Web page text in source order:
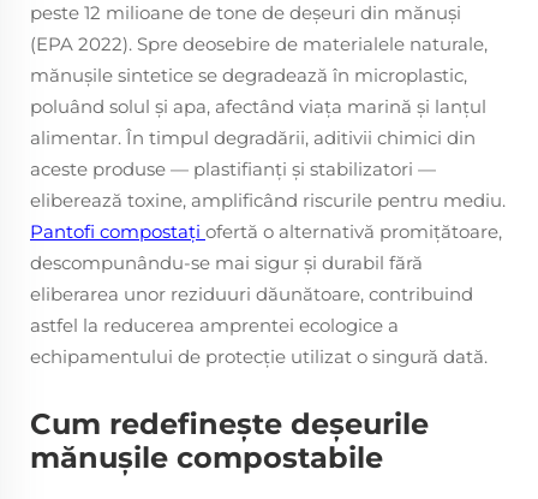
peste 12 milioane de tone de deșeuri din mănuși
(EPA 2022). Spre deosebire de materialele naturale,
mănușile sintetice se degradează în microplastic,
poluând solul și apa, afectând viața marină și lanțul
alimentar. În timpul degradării, aditivii chimici din
aceste produse — plastifianți și stabilizatori —
eliberează toxine, amplificând riscurile pentru mediu.
Pantofi compostați ofertă o alternativă promițătoare,
descompunându-se mai sigur și durabil fără
eliberarea unor reziduuri dăunătoare, contribuind
astfel la reducerea amprentei ecologice a
echipamentului de protecție utilizat o singură dată.
Cum redefinește deșeurile
mănușile compostabile